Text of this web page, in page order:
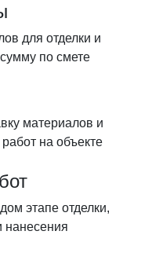
для отделки и
по смете
материалов и
на объекте
этапе отделки,
нанесения